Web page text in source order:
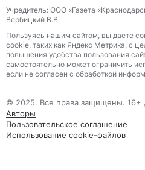
Учредитель: ООО «Газета
Вербицкий В.В.
Пользуясь нашим сайтом, вы даете
сооkіе, таких как Яндекс Метрика, с
повышения удобства пользования
самостоятельно может ограничить
если не согласен с обработкой
© 2025. Все права защищены. 16+
Авторы
Пользовательское соглашение
Использование cookie-файлов